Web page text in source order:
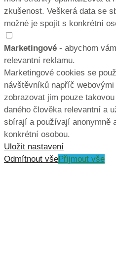
zkušenost. Veškerá data se
možné je spojit s konkrétní
Marketingové - abychom
relevantní reklamu.
Marketingové cookies se
návštěvníků napříč
zobrazovat jim pouze
daného člověka relevantní a
sbírají a používají anonymně
konkrétní osobou.
Uložit nastavení
Odmítnout všePřijmout vše